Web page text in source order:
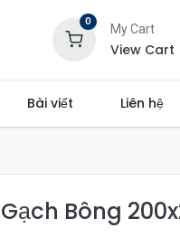
0
My Cart
View Cart
Bài viết Liên hệ
Gạch Bông